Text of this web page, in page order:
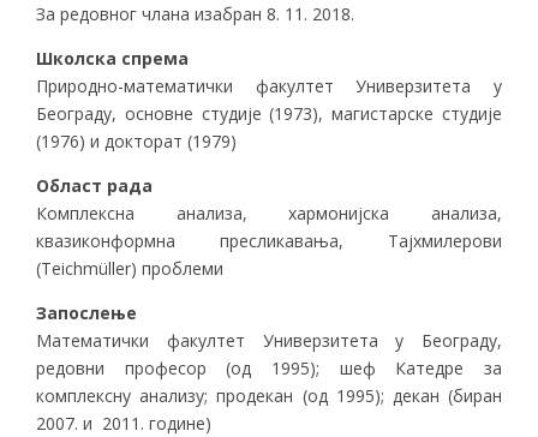
За редовног члана изабран 8. 11. 2018.
Школска спрема
Природно-математички факултет Универзитета у
Београду, основне студије (1973), магистарске студије
(1976) и докторат (1979)
Област рада
Комплексна анализа, хармонијска анализа,
квазиконформна пресликавања, Тајхмилерови
(Teichmüller) проблеми
Запослење
Математички факултет Универзитета у Београду,
редовни професор (од 1995); шеф Катедре за
комплексну анализу; продекан (од 1995); декан (биран
2007. и 2011. године)